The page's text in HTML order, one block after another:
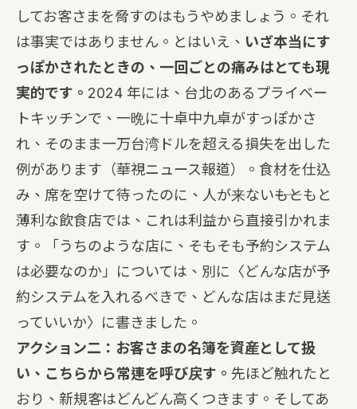
してお客さまを脅すのはもうやめましょう。それ
は事実ではありません。とはいえ、 いざ本当にす
っぽかされたときの、一回ごとの痛みはとても現
実的です。 2024 年には、台北のあるプライベー
トキッチンで、一晩に十卓中九卓がすっぽかさ
れ、そのまま一万台湾ドルを超える損失を出した
例があります（華視ニュース報道）。食材を仕込
み、席を空けて待ったのに、人が来ない――もともと
薄利な飲食店では、これは利益から直接引かれま
す。「うちのような店に、そもそも予約システム
は必要なのか」については、別に〈どんな店が予
約システムを入れるべきで、どんな店はまだ見送
っていいか〉に書きました。
アクション二：お客さまの名簿を資産として扱
い、こちらから常連を呼び戻す。 先ほど触れたと
おり、新規客はどんどん高くつきます。そしてあ